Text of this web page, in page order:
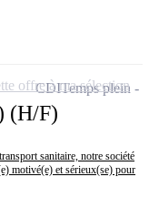
(H/F)
sanitaire, notre société
motivé(e) et sérieux(se) pour
CDITemps plein
offre à ma sélection